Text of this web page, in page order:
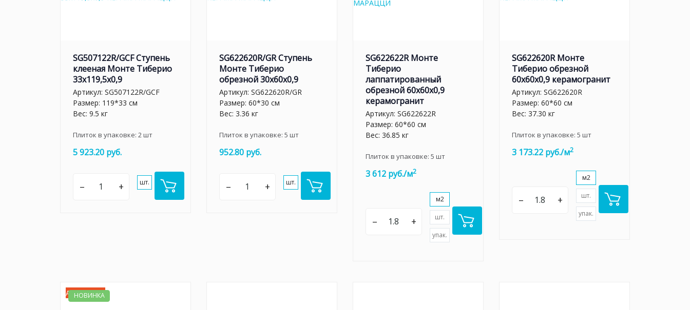
SG507122R/GCF Ступень
клееная Монте Тиберио
33x119,5x0,9
Артикул: SG507122R/GCF
Размер: 119*33 см
Вес: 9.5 кг
Плиток в упаковке: 2шт
5 923.20 руб.
– + шт.
SG622620R/GR Ступень
Монте Тиберио
обрезной 30x60x0,9
Артикул: SG622620R/GR
Размер: 60*30 см
Вес: 3.36 кг
Плиток в упаковке: 5 шт
952.80 руб.
– + шт.
SG622622R Монте
Тиберио
лаппатированный
обрезной 60x60x0,9
керамогранит
Артикул: SG622622R
Размер: 60*60 см
Вес: 36.85 кг
Плиток в упаковке: 5 шт
3 612 руб./м2
– +
м2
шт.
упак.
SG622620R Монте
Тиберио обрезной
60x60x0,9 керамогранит
Артикул: SG622620R
Размер: 60*60 см
Вес: 37.30 кг
Плиток в упаковке: 5 шт
3 173.22 руб./м2
– +
м2
шт.
упак.
Акция -20%
НОВИНКА